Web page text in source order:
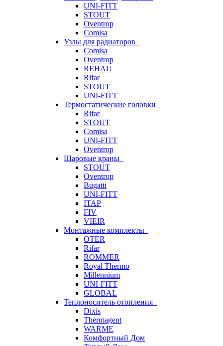
UNI-FITT
STOUT
Oventrop
Comisa
Узлы для радиаторов
Comisa
Oventrop
REHAU
Rifar
STOUT
UNI-FITT
Термостатические головки
Rifar
STOUT
Comisa
UNI-FITT
Oventrop
Шаровые краны
STOUT
Oventrop
Bugatti
UNI-FITT
ITAP
FIV
VIEIR
Монтажные комплекты
OTER
Rifar
ROMMER
Royal Thermo
Millennium
UNI-FITT
GLOBAL
Теплоноситель отопления
Dixis
Thermagent
WARME
Комфортный Дом